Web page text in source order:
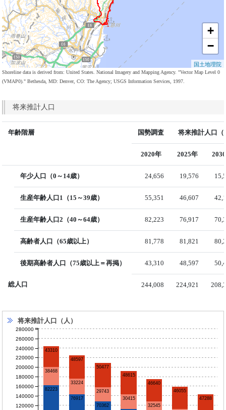
+
−
国土地理院
Shoreline data is derived from: United States. National Imagery and Mapping Agency. "Vector Map Level 0
(VMAP0)." Bethesda, MD: Denver, CO: The Agency; USGS Information Services, 1997.
将来推計人口
年齢階層 国勢調査 将来推計人口（
2020年 2025年
年少人口（0～14歳） 24,656 19,576
生産年齢人口1（15～39歳） 55,351 46,607
生産年齢人口2（40～64歳） 82,223 76,917
高齢者人口（65歳以上） 81,778 81,821
後期高齢者人口（75歳以上＝再掲） 43,310 48,597
総人口 244,008 224,921
将来推計人口（人）
82223
76917
70362
38468
33224
29743
30415
32545
43310
48597
50477
48615
46640
46055
47288
120000
140000
160000
180000
200000
220000
240000
260000
280000